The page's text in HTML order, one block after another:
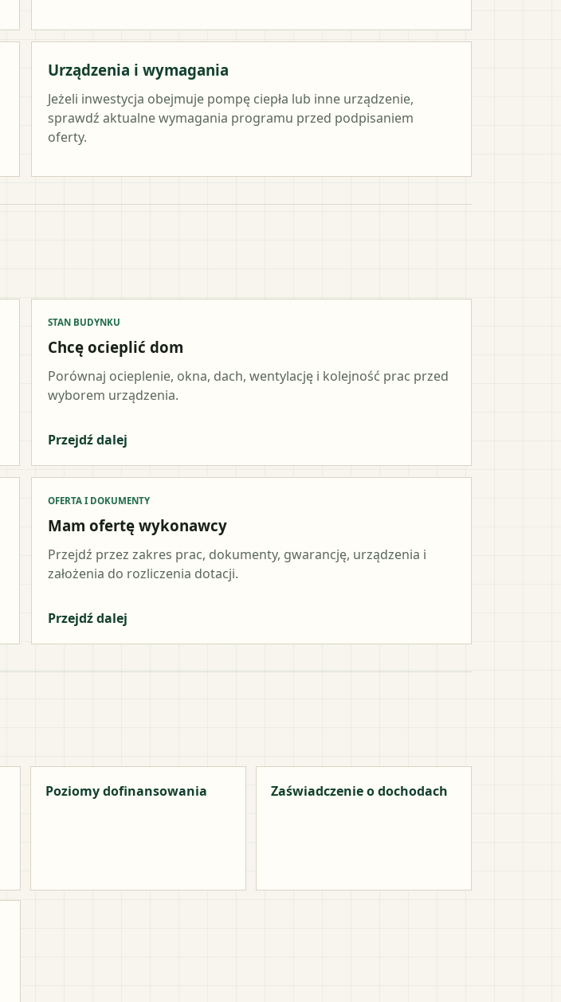
Urządzenia i wymagania
Jeżeli inwestycja obejmuje pompę ciepła lub inne urządzenie,
sprawdź aktualne wymagania programu przed podpisaniem
oferty.
STAN BUDYNKU
Chcę ocieplić dom
Porównaj ocieplenie, okna, dach, wentylację i kolejność prac przed
wyborem urządzenia.
Przejdź dalej
OFERTA I DOKUMENTY
Mam ofertę wykonawcy
Przejdź przez zakres prac, dokumenty, gwarancję, urządzenia i
założenia do rozliczenia dotacji.
Przejdź dalej
Poziomy dofinansowania Zaświadczenie o dochodach